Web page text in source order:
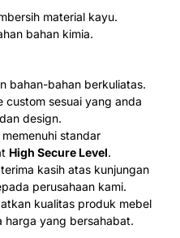
material kayu.
bahan kimia.
bahan-bahan berkuliatas.
custom sesuai yang anda
design.
standar
High Secure Level.
kasih atas kunjungan
perusahaan kami.
kualitas produk mebel
harga yang bersahabat.